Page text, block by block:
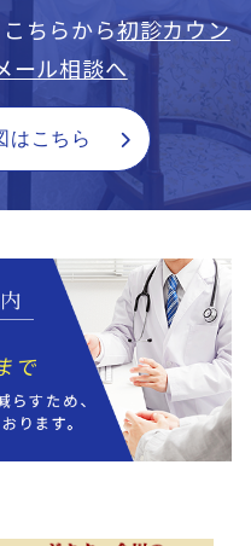
ちらから初診カウン
ール相談へ
はこちら